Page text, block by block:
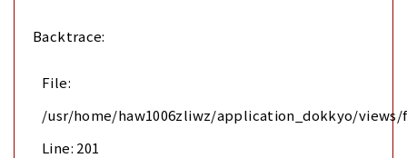
Backtrace:
File:
/usr/home/haw1006zliwz/application_dokkyo/
Line: 201